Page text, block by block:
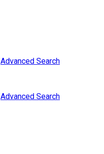
Advanced Search
Advanced Search